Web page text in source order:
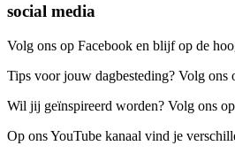
social media
Volg ons op Facebook en blijf op de
Tips voor jouw dagbesteding? Volg ons
Wil jij geïnspireerd worden? Volg ons
Op ons YouTube kanaal vind je